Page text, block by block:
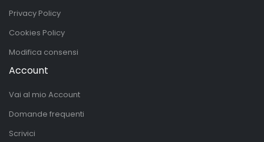
Privacy Policy
Cookies Policy
Modifica consensi
Account
Vai al mio Account
Domande frequenti
Scrivici